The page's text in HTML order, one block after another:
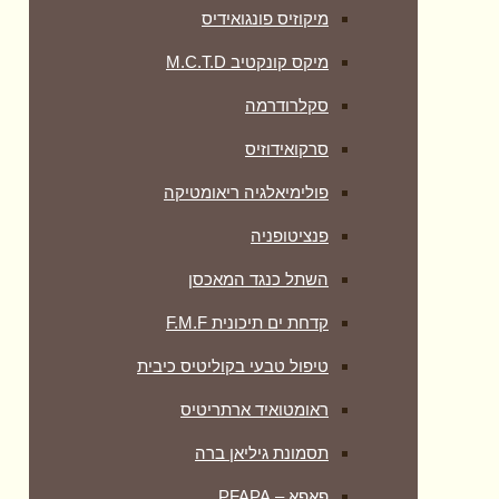
מיקוזיס פונגואידיס
מיקס קונקטיב M.C.T.D
סקלרודרמה
סרקואידוזיס
פולימיאלגיה ריאומטיקה
‏פנציטופניה
השתל כנגד המאכסן
קדחת ים תיכונית F.M.F
טיפול טבעי בקוליטיס כיבית
ראומטואיד ארתריטיס
תסמונת גיליאן ברה